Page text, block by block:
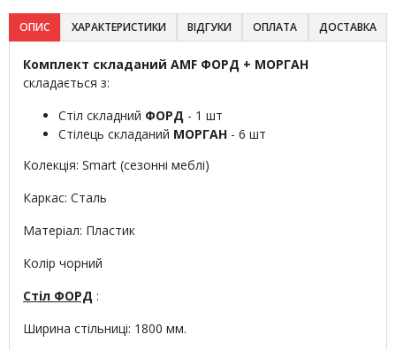
ОПИС ХАРАКТЕРИСТИКИ ВІДГУКИ ОПЛАТА ДОСТАВКА
Комплект складаний AMF ФОРД + МОРГАН
складається з:
Стіл складний ФОРД - 1 шт
Стілець складаний МОРГАН - 6 шт
Колекція: Smart (сезонні меблі)
Каркас: Сталь
Матеріал: Пластик
Колір чорний
Стіл ФОРД :
Ширина стільниці: 1800 мм.